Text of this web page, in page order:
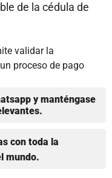
de la cédula de
validar la
proceso de pago
y manténgase
con toda la
mundo.